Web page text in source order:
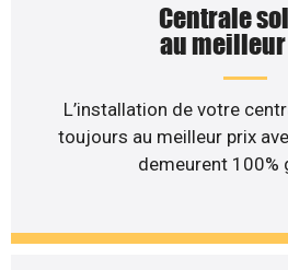
Centrale
au
L’installation de votre
toujours au meilleur prix
demeurent 100%